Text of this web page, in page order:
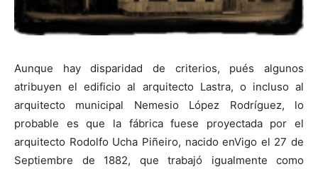
Aunque hay disparidad de criterios, pués algunos
atribuyen el edificio al arquitecto Lastra, o incluso al
arquitecto municipal Nemesio López Rodríguez, lo
probable es que la fábrica fuese proyectada por el
arquitecto Rodolfo Ucha Piñeiro, nacido enVigo el 27 de
Septiembre de 1882, que trabajó igualmente como